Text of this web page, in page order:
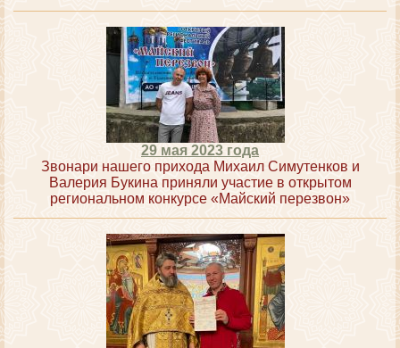
29 мая 2023 года
Звонари нашего прихода Михаил Симутенков и
Валерия Букина приняли участие в открытом
региональном конкурсе «Майский перезвон»